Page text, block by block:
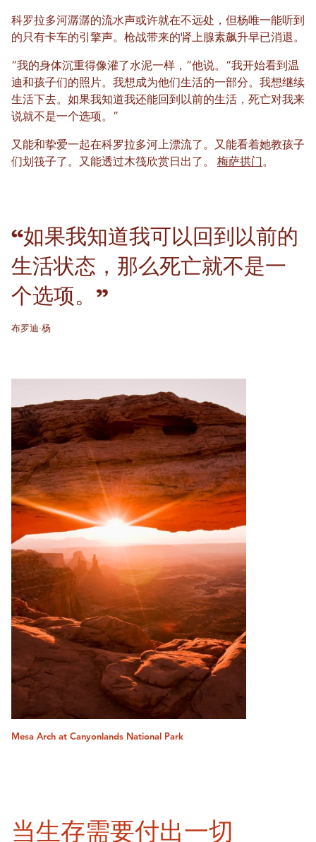
科罗拉多河潺潺的流水声或许就在不远处，但杨唯一能听到
的只有卡车的引擎声。枪战带来的肾上腺素飙升早已消退。
“我的身体沉重得像灌了水泥一样，”他说。“我开始看到温
迪和孩子们的照片。我想成为他们生活的一部分。我想继续
生活下去。如果我知道我还能回到以前的生活，死亡对我来
说就不是一个选项。”
又能和挚爱一起在科罗拉多河上漂流了。又能看着她教孩子
们划筏子了。又能透过木筏欣赏日出了。 梅萨拱门 。
“如果我知道我可以回到以前的
生活状态，那么死亡就不是一
个选项。”
布罗迪·杨
Mesa Arch at Canyonlands National Park
当生存需要付出一切